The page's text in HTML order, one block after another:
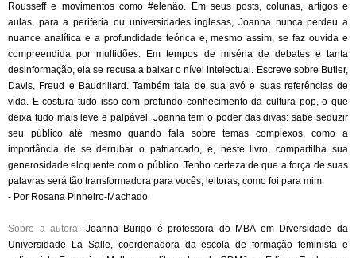
Rousseff e movimentos como #elenão. Em seus posts, colunas, artigos e
aulas, para a periferia ou universidades inglesas, Joanna nunca perdeu a
nuance analítica e a profundidade teórica e, mesmo assim, se faz ouvida e
compreendida por multidões. Em tempos de miséria de debates e tanta
desinformação, ela se recusa a baixar o nível intelectual. Escreve sobre Butler,
Davis, Freud e Baudrillard. Também fala de sua avó e suas referências de
vida. E costura tudo isso com profundo conhecimento da cultura pop, o que
deixa tudo mais leve e palpável. Joanna tem o poder das divas: sabe seduzir
seu público até mesmo quando fala sobre temas complexos, como a
importância de se derrubar o patriarcado, e, neste livro, compartilha sua
generosidade eloquente com o público. Tenho certeza de que a força de suas
palavras será tão transformadora para vocês, leitoras, como foi para mim.
- Por Rosana Pinheiro-Machado
Sobre a autora: Joanna Burigo é professora do MBA em Diversidade da
Universidade La Salle, coordenadora da escola de formação feminista e